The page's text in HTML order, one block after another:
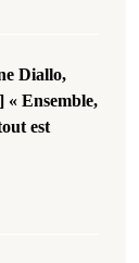
Diallo,
« Ensemble,
est